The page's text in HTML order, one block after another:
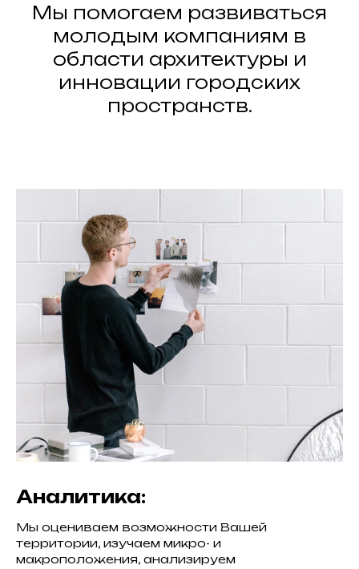
Мы помогаем развиваться
молодым компаниям в
области архитектуры и
инновации городских
пространств.
Аналитика:
Мы оцениваем возможности Вашей
территории, изучаем микро- и
макроположения, анализируем